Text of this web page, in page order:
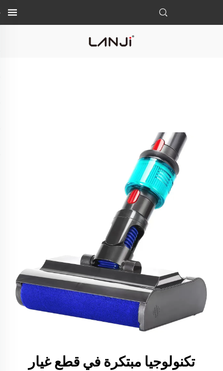
تكنولوجيا مبتكرة في قطع غيار